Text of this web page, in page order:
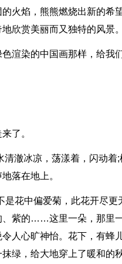
火焰，熊熊燃烧出新的
欣赏美丽而又独特的风景
渲染的中国画那样，给我
了。
澈冰凉，荡漾着，闪动着
落在地上。
是花中偏爱菊，此花开尽更
、紫的……这里一朵，那里
人心旷神怡。花下，有蜂
绿，给大地穿上了暖和的秋